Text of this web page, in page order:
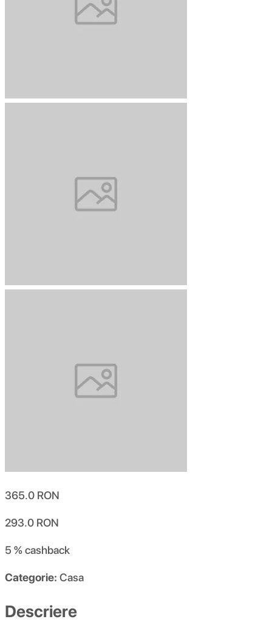
365.0 RON
293.0 RON
5 %cashback
Categorie: Casa
Descriere